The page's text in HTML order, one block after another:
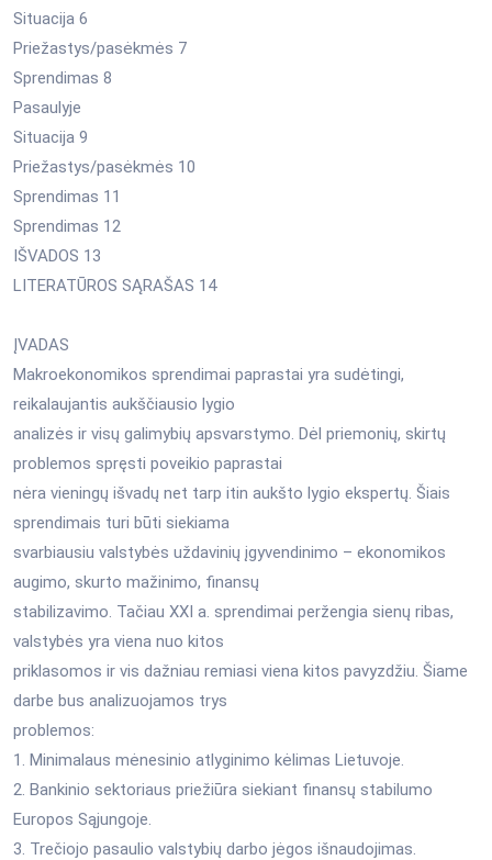
Situacija 6
Priežastys/pasėkmės 7
Sprendimas 8
Pasaulyje
Situacija 9
Priežastys/pasėkmės 10
Sprendimas 11
Sprendimas 12
IŠVADOS 13
LITERATŪROS SĄRAŠAS 14
ĮVADAS
Makroekonomikos sprendimai paprastai yra sudėtingi,
reikalaujantis aukščiausio lygio
analizės ir visų galimybių apsvarstymo. Dėl priemonių, skirtų
problemos spręsti poveikio paprastai
nėra vieningų išvadų net tarp itin aukšto lygio ekspertų. Šiais
sprendimais turi būti siekiama
svarbiausiu valstybės uždavinių įgyvendinimo – ekonomikos
augimo, skurto mažinimo, finansų
stabilizavimo. Tačiau XXI a. sprendimai peržengia sienų ribas,
valstybės yra viena nuo kitos
priklasomos ir vis dažniau remiasi viena kitos pavyzdžiu. Šiame
darbe bus analizuojamos trys
problemos:
1. Minimalaus mėnesinio atlyginimo kėlimas Lietuvoje.
2. Bankinio sektoriaus priežiūra siekiant finansų stabilumo
Europos Sąjungoje.
3. Trečiojo pasaulio valstybių darbo jėgos išnaudojimas.